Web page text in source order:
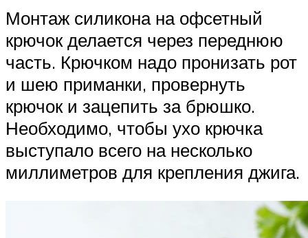
Монтаж силикона на офсетный
крючок делается через переднюю
часть. Крючком надо пронизать рот
и шею приманки, провернуть
крючок и зацепить за брюшко.
Необходимо, чтобы ухо крючка
выступало всего на несколько
миллиметров для крепления джига.